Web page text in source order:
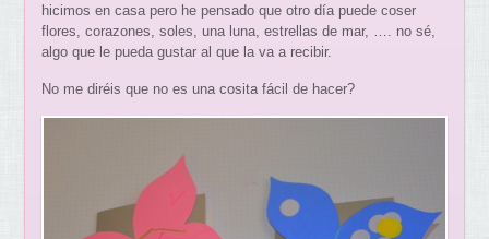
hicimos en casa pero he pensado que otro día puede coser
flores, corazones, soles, una luna, estrellas de mar, …. no sé,
algo que le pueda gustar al que la va a recibir.
No me diréis que no es una cosita fácil de hacer?